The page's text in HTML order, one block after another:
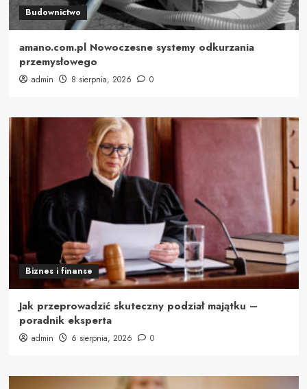
Budownictwo
amano.com.pl Nowoczesne systemy odkurzania
przemysłowego
admin 8 sierpnia, 2026 0
Biznes i finanse
Jak przeprowadzić skuteczny podział majątku –
poradnik eksperta
admin 6 sierpnia, 2026 0